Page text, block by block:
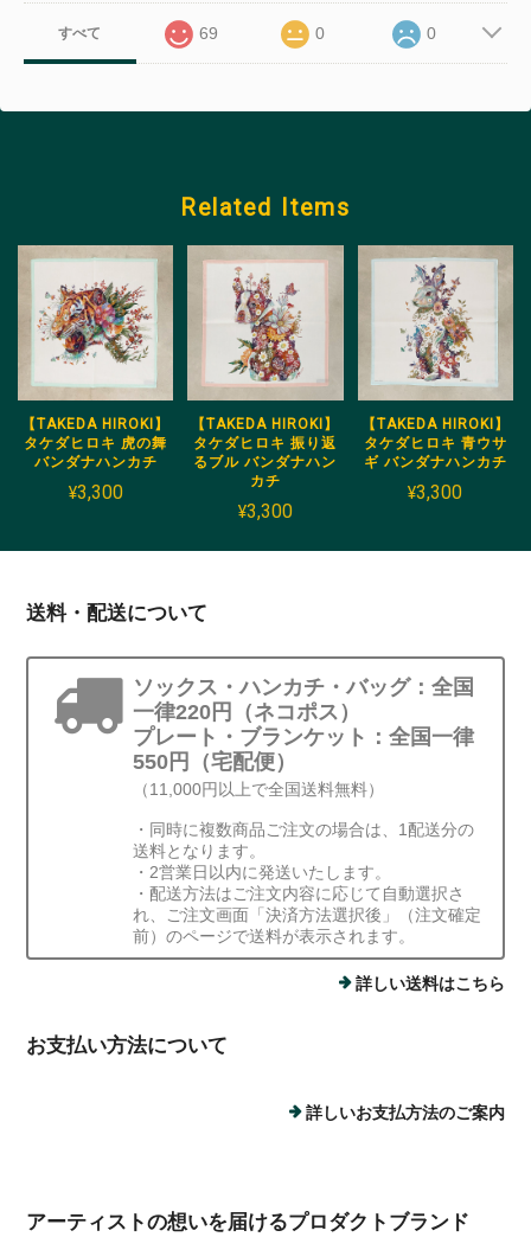
すべて 69 0 0
Related Items
【TAKEDA HIROKI】
タケダヒロキ 虎の舞
バンダナハンカチ
¥3,300
【TAKEDA HIROKI】
タケダヒロキ 振り返
るブル バンダナハン
カチ
¥3,300
【TAKEDA HIROKI】
タケダヒロキ 青ウサ
ギ バンダナハンカチ
¥3,300
送料・配送について
ソックス・ハンカチ・バッグ：全国
一律220円（ネコポス）
プレート・ブランケット：全国一律
550円（宅配便）
（11,000円以上で全国送料無料）
・同時に複数商品ご注文の場合は、1配送分の
送料となります。
・2営業日以内に発送いたします。
・配送方法はご注文内容に応じて自動選択さ
れ、ご注文画面「決済方法選択後」（注文確定
前）のページで送料が表示されます。
詳しい送料はこちら
お支払い方法について
詳しいお支払方法のご案内
アーティストの想いを届けるプロダクトブランド